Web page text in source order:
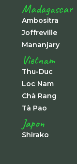
Madagascar
Ambositra
Joffreville
Mananjary
Vietnam
Thu-Duc
Loc Nam
Chà Rang
Tà Pao
Japon
Shirako